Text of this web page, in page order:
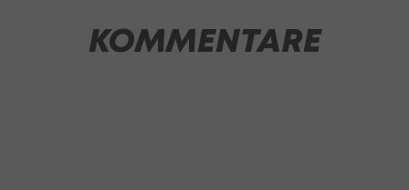
KOMMENTARE